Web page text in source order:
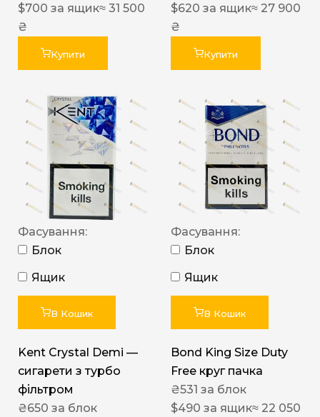
$700 за ящик≈ 31 500
₴
Купити
$620 за ящик≈ 27 900
₴
Купити
Фасування:
Блок
Ящик
В Кошик
Kent Crystal Demi —
сигарети з турбо
фільтром
₴650 за блок
Фасування:
Блок
Ящик
В Кошик
Bond King Size Duty
Free круг пачка
₴531 за блок
$490 за ящик≈ 22 050